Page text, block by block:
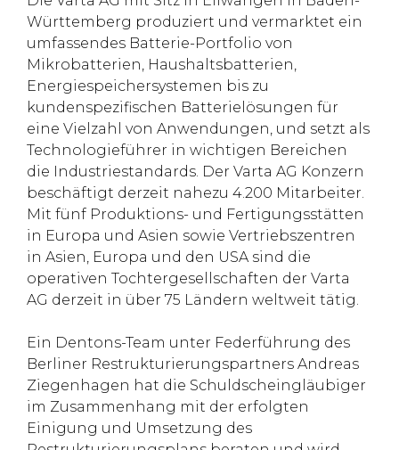
Württemberg produziert und vermarktet ein
umfassendes Batterie-Portfolio von
Mikrobatterien, Haushaltsbatterien,
Energiespeichersystemen bis zu
kundenspezifischen Batterielösungen für
eine Vielzahl von Anwendungen, und setzt als
Technologieführer in wichtigen Bereichen
die Industriestandards. Der Varta AG Konzern
beschäftigt derzeit nahezu 4.200 Mitarbeiter.
Mit fünf Produktions- und Fertigungsstätten
in Europa und Asien sowie Vertriebszentren
in Asien, Europa und den USA sind die
operativen Tochtergesellschaften der Varta
AG derzeit in über 75 Ländern weltweit tätig.
Ein Dentons-Team unter Federführung des
Berliner Restrukturierungspartners Andreas
Ziegenhagen hat die Schuldscheingläubiger
im Zusammenhang mit der erfolgten
Einigung und Umsetzung des